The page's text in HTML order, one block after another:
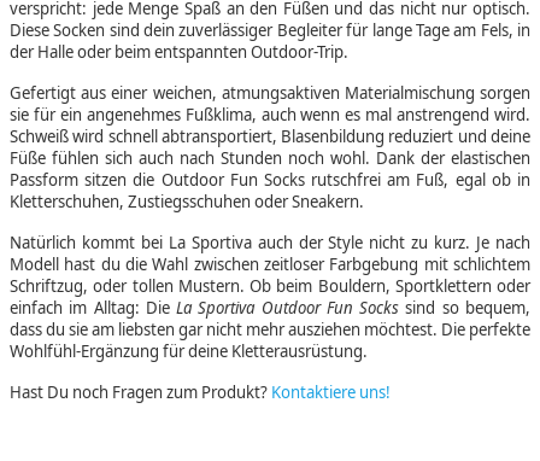
verspricht: jede Menge Spaß an den Füßen und das nicht nur optisch.
Diese Socken sind dein zuverlässiger Begleiter für lange Tage am Fels, in
der Halle oder beim entspannten Outdoor-Trip.
Gefertigt aus einer weichen, atmungsaktiven Materialmischung sorgen
sie für ein angenehmes Fußklima, auch wenn es mal anstrengend wird.
Schweiß wird schnell abtransportiert, Blasenbildung reduziert und deine
Füße fühlen sich auch nach Stunden noch wohl. Dank der elastischen
Passform sitzen die Outdoor Fun Socks rutschfrei am Fuß, egal ob in
Kletterschuhen, Zustiegsschuhen oder Sneakern.
Natürlich kommt bei La Sportiva auch der Style nicht zu kurz. Je nach
Modell hast du die Wahl zwischen zeitloser Farbgebung mit schlichtem
Schriftzug, oder tollen Mustern. Ob beim Bouldern, Sportklettern oder
einfach im Alltag: DieLa Sportiva Outdoor Fun Socks sind so bequem,
dass du sie am liebsten gar nicht mehr ausziehen möchtest. Die perfekte
Wohlfühl-Ergänzung für deine Kletterausrüstung.
Hast Du noch Fragen zum Produkt? Kontaktiere uns!